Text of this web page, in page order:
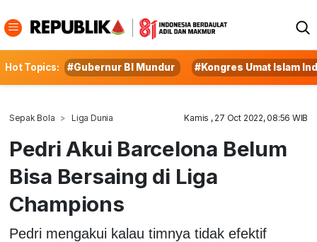
Hot Topics: #Gubernur BI Mundur #Kongres Umat Islam
Sepak Bola Liga Dunia Kamis , 27 Oct 2022, 08:56 WIB
Pedri Akui Barcelona Belum
Bisa Bersaing di Liga
Champions
Pedri mengakui kalau timnya tidak efektif